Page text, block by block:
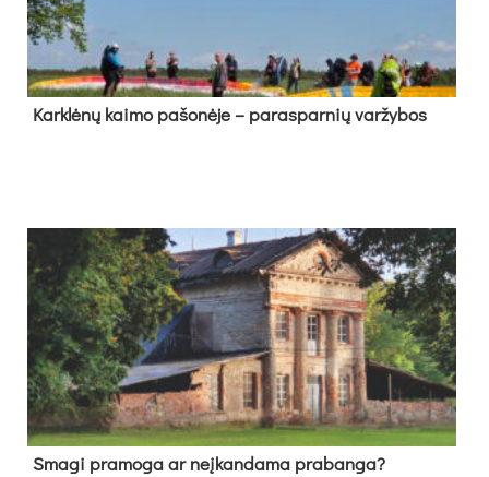
Kark­lė­nų kai­mo pa­šo­nė­je – pa­ras­par­nių var­žy­bos
Sma­gi pra­mo­ga ar neį­kan­da­ma pra­ban­ga?